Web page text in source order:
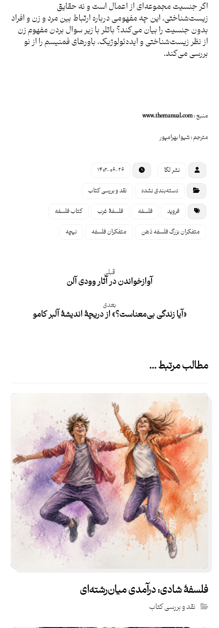
اگر جنسیت مجموعه‌ای از اعمال است و نه حقایق
زیست‌شناختی، این چه مفهومی درباره ارتباط بین مرد و زن و افراد
بدون جنسیت را بیان می‌کند؟ باتلر با زیر سوال بردن مفهوم زن
از نظر زیست‌شناختی و ایده‌ئولوژیک، باورهای فمنیسم را از نو
بررسی می‌کند.
منبع :www.themanual.com
مترجم : شیوا بهرامپور
نشر لگا ۱۴۰۲-۰۶-۲۶
دسته‌بندی نشده نقد و بررسی کتاب
فروید فلسفه فلسفۀ غرب کتاب فلسفه
متفکران بزرگ فلسفه ذهن متفکران فلسفه نیچه
قبلی
آواز‌خواندن در آثار وودی آلن
بعدی
«آیا زندگی بی‌معناست؟» از دریچۀ اندیشۀ آلبر کامو
مطالب مرتبط ...
فلسفۀ شادی: درآمدی میان‌رشته‌ای
نقد و بررسی کتاب